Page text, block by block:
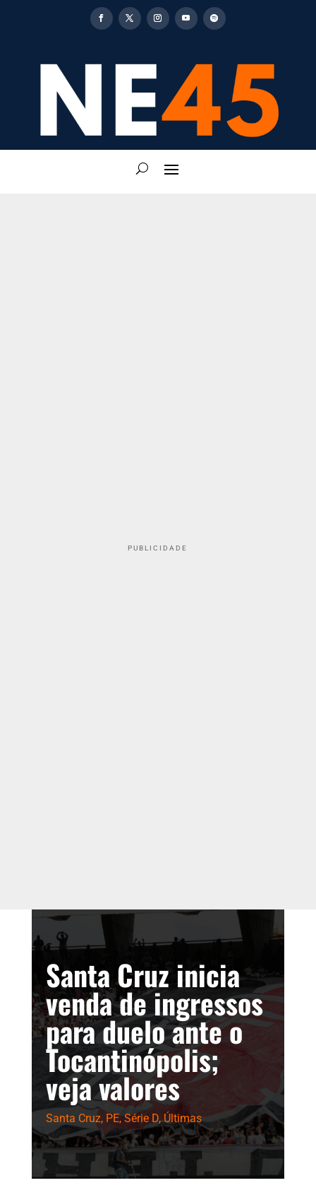
PUBLICIDADE
Santa Cruz inicia
venda de ingressos
para duelo ante o
Tocantinópolis;
veja valores
Santa Cruz, PE,Série D,Últimas